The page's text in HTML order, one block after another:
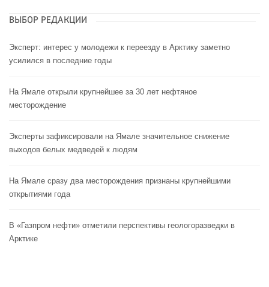
ВЫБОР РЕДАКЦИИ
Эксперт: интерес у молодежи к переезду в Арктику заметно
усилился в последние годы
На Ямале открыли крупнейшее за 30 лет нефтяное
месторождение
Эксперты зафиксировали на Ямале значительное снижение
выходов белых медведей к людям
На Ямале сразу два месторождения признаны крупнейшими
открытиями года
В «Газпром нефти» отметили перспективы геологоразведки в
Арктике